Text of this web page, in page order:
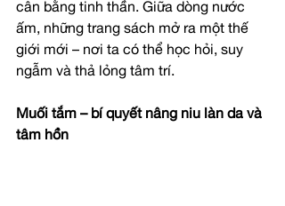
cân bằng tinh thần. Giữa dòng nước
ấm, những trang sách mở ra một thế
giới mới – nơi ta có thể học hỏi, suy
ngẫm và thả lỏng tâm trí.
Muối tắm – bí quyết nâng niu làn da và
tâm hồn